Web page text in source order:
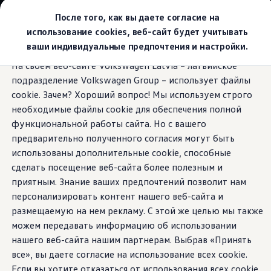
После того, как вы даете согласие на
использование cookies, веб-сайт будет учитывать
ваши индивидуальные предпочтения и настройки.
На своем веб-сайте Volkswagen Latvia – латвийское
подразделение Volkswagen Group – использует файлы
cookie. Зачем? Хороший вопрос! Мы используем строго
необходимые файлы cookie для обеспечения полной
функциональной работы сайта. Но с вашего
предварительно полученного согласия могут быть
использованы дополнительные cookie, способные
сделать посещение веб-сайта более полезным и
приятным. Знание ваших предпочтений позволит нам
персонализировать контент нашего веб-сайта и
размещаемую на нем рекламу. С этой же целью мы также
можем передавать информацию об использовании
нашего веб-сайта нашим партнерам. Выбрав «Принять
все», вы даете согласие на использование всех cookie.
Если вы хотите отказаться от использования всех cookie,
основному
содержанию
нижнему
колонтитулу
Выбери свой Volkswagen
Модельный ряд
Новый ID.Cross
Открой для себя семейство внедорожников
Предложения и услуги
Юбилейное предложение
Автомобильный онлайн-магазин Volkswagen
Обмен автомобилей
Лизинг Volkswagen
Гарантия
Бесплатная регистрация для вашего нового
Взаимодействие в сети простыми словами
VW Connect
Активация
Все службы
VW Connect для Вашего ID.
Обновления (Upgrades)
Car-Net
App-Connect
Fleet Interface Data
O Volkswagen
Получи больше
Владельцы и услуги